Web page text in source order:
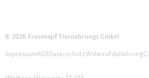
© 2026 Fressnapf Tiernahrungs GmbH
ImpressumAGBDatenschutzWiderrufsbelehrung